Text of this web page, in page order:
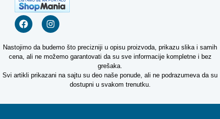
Nastojimo da budemo što precizniji u opisu proizvoda, prikazu slika i samih
cena, ali ne možemo garantovati da su sve informacije kompletne i bez
grešaka.
Svi artikli prikazani na sajtu su deo naše ponude, ali ne podrazumeva da su
dostupni u svakom trenutku.